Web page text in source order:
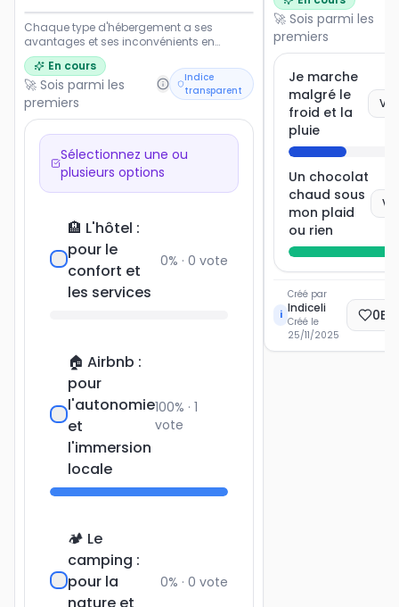
Chaque type d'hébergement a ses
avantages et ses inconvénients en
termes de coût, de confort, d'intimité et
d'expérience. Le choix idéal dépend
souvent du budget, du nombre de
voyageurs et du style de voyage
recherché. Partagez votre préférence pour
des vacances réussies !
En cours
🚀 Sois parmi les
premiers
Indice
transparent
Sélectionnez une ou
plusieurs options
🏨 L'hôtel :
pour le
confort et
les services
0% · 0 vote
🏠 Airbnb :
pour
l'autonomie
et
l'immersion
locale
100% · 1
vote
🏕️ Le
camping :
pour la
0% · 0 vote
🚀 Sois parmi les
premiers
Je marche
malgré le
froid et la
pluie
Un chocolat
chaud sous
mon plaid
ou rien
i
Créé par
Indiceli
Créé le
25/11/2025
0